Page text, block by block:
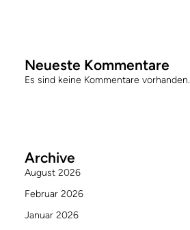
Neueste Kommentare
Es sind keine Kommentare vorhanden.
Archive
August 2026
Februar 2026
Januar 2026